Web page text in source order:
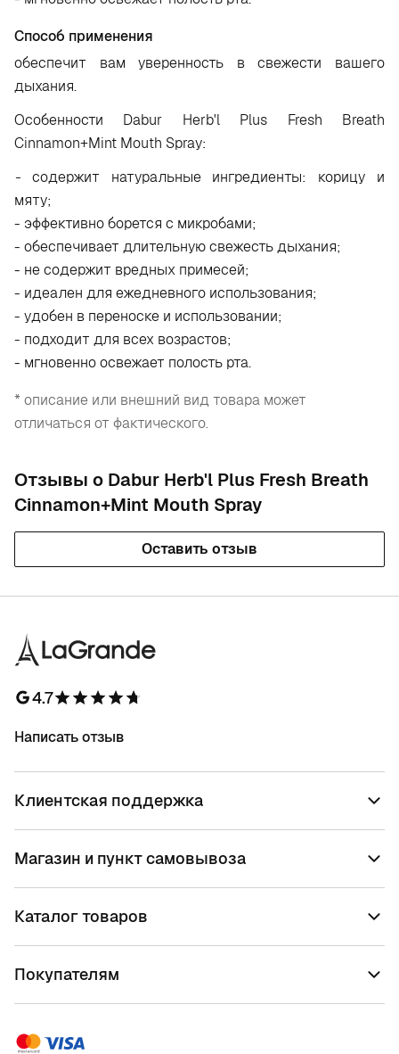
Способ применения
обеспечит вам уверенность в свежести вашего
дыхания.
Особенности Dabur Herb'l Plus Fresh Breath
Cinnamon+Mint Mouth Spray:
- содержит натуральные ингредиенты: корицу и
мяту;
- эффективно борется с микробами;
- обеспечивает длительную свежесть дыхания;
- не содержит вредных примесей;
- идеален для ежедневного использования;
- удобен в переноске и использовании;
- подходит для всех возрастов;
- мгновенно освежает полость рта.
* описание или внешний вид товара может
отличаться от фактического.
Отзывы о Dabur Herb'l Plus Fresh Breath
Cinnamon+Mint Mouth Spray
Оставить отзыв
4.7
Написать отзыв
Клиентская поддержка
Магазин и пункт самовывоза
Каталог товаров
Покупателям